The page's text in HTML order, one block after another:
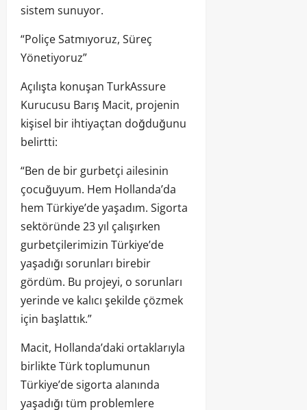
sistem sunuyor.
“Poliçe Satmıyoruz, Süreç
Yönetiyoruz”
Açılışta konuşan TurkAssure
Kurucusu Barış Macit, projenin
kişisel bir ihtiyaçtan doğduğunu
belirtti:
“Ben de bir gurbetçi ailesinin
çocuğuyum. Hem Hollanda’da
hem Türkiye’de yaşadım. Sigorta
sektöründe 23 yıl çalışırken
gurbetçilerimizin Türkiye’de
yaşadığı sorunları birebir
gördüm. Bu projeyi, o sorunları
yerinde ve kalıcı şekilde çözmek
için başlattık.”
Macit, Hollanda’daki ortaklarıyla
birlikte Türk toplumunun
Türkiye’de sigorta alanında
yaşadığı tüm problemlere